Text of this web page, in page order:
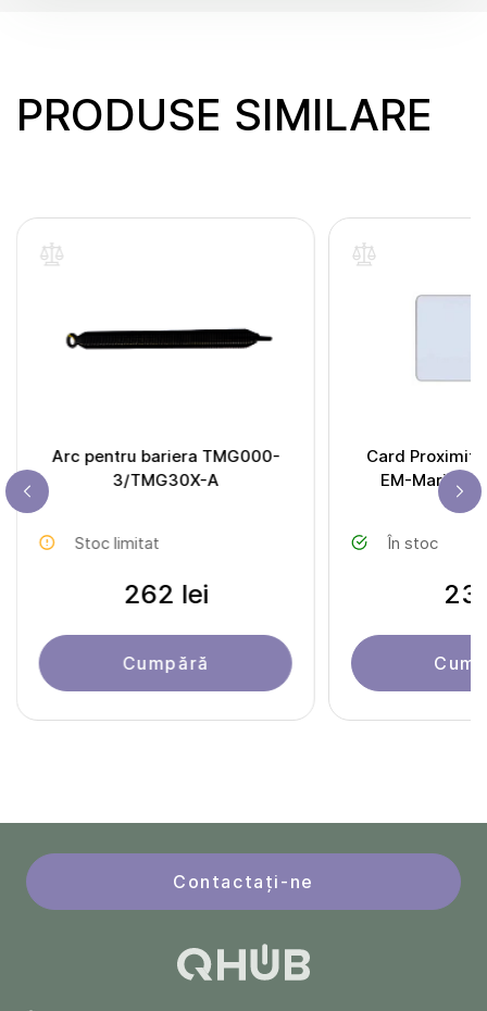
PRODUSE SIMILARE
Arc pentru bariera TMG000-
3/TMG30X-A
Stoc limitat
262 lei
Cumpără
Card
EM-Marine
În stoc
23
Contactați-ne